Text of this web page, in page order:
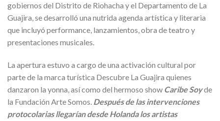
gobiernos del Distrito de Riohacha y el Departamento de La
Guajira, se desarrolló una nutrida agenda artística y literaria
que incluyó performance, lanzamientos, obra de teatro y
presentaciones musicales.
La apertura estuvo a cargo de una activación cultural por
parte de la marca turística Descubre La Guajira quienes
danzaron la yonna, así como del hermoso show Caribe Soyde
la Fundación Arte Somos. Después de las intervenciones
protocolarias llegarían desde Holanda los artistas